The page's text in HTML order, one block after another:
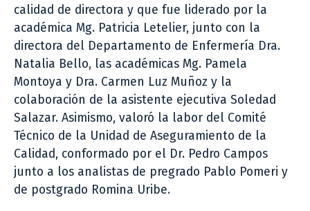
calidad de directora y que fue liderado por la
académica Mg. Patricia Letelier, junto con la
directora del Departamento de Enfermería Dra.
Natalia Bello, las académicas Mg. Pamela
Montoya y Dra. Carmen Luz Muñoz y la
colaboración de la asistente ejecutiva Soledad
Salazar. Asimismo, valoró la labor del Comité
Técnico de la Unidad de Aseguramiento de la
Calidad, conformado por el Dr. Pedro Campos
junto a los analistas de pregrado Pablo Pomeri y
de postgrado Romina Uribe.